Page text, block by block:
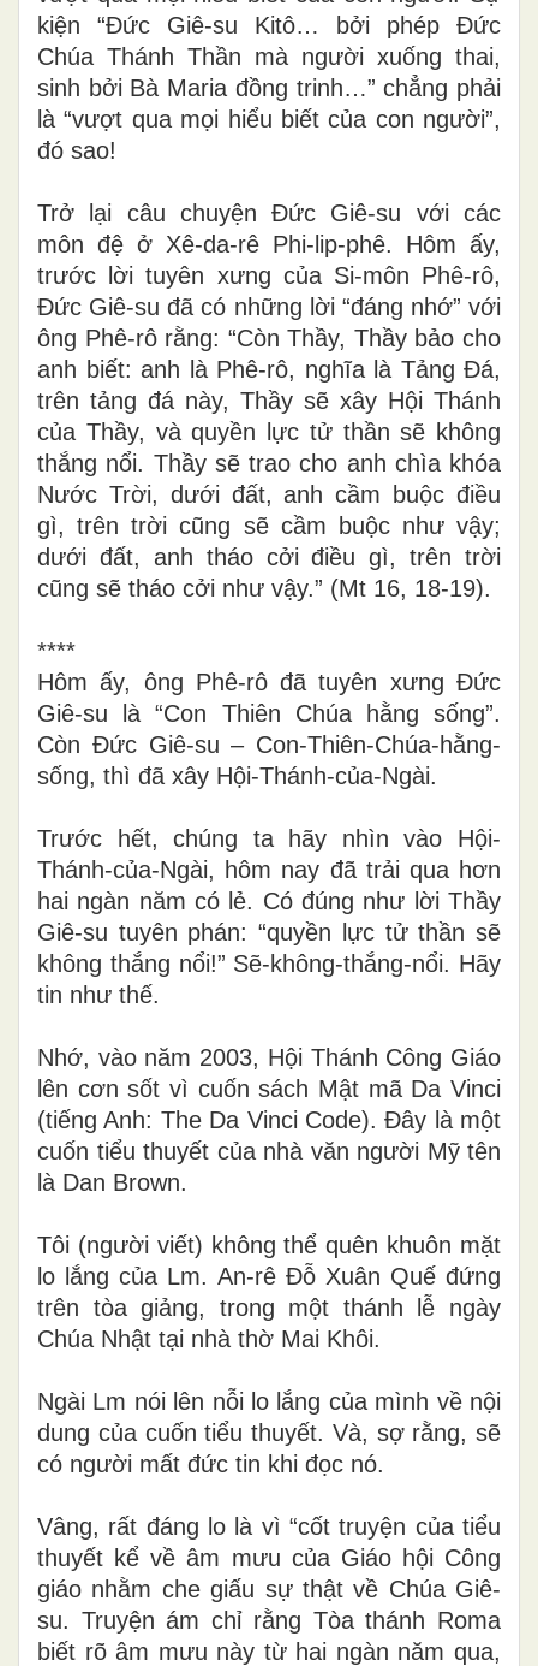
kiện “Đức Giê-su Kitô… bởi phép Đức
Chúa Thánh Thần mà người xuống thai,
sinh bởi Bà Maria đồng trinh…” chẳng phải
là “vượt qua mọi hiểu biết của con người”,
đó sao!
Trở lại câu chuyện Đức Giê-su với các
môn đệ ở Xê-da-rê Phi-lip-phê. Hôm ấy,
trước lời tuyên xưng của Si-môn Phê-rô,
Đức Giê-su đã có những lời “đáng nhớ” với
ông Phê-rô rằng: “Còn Thầy, Thầy bảo cho
anh biết: anh là Phê-rô, nghĩa là Tảng Đá,
trên tảng đá này, Thầy sẽ xây Hội Thánh
của Thầy, và quyền lực tử thần sẽ không
thắng nổi. Thầy sẽ trao cho anh chìa khóa
Nước Trời, dưới đất, anh cầm buộc điều
gì, trên trời cũng sẽ cầm buộc như vậy;
dưới đất, anh tháo cởi điều gì, trên trời
cũng sẽ tháo cởi như vậy.” (Mt 16, 18-19).
****
Hôm ấy, ông Phê-rô đã tuyên xưng Đức
Giê-su là “Con Thiên Chúa hằng sống”.
Còn Đức Giê-su – Con-Thiên-Chúa-hằng-
sống, thì đã xây Hội-Thánh-của-Ngài.
Trước hết, chúng ta hãy nhìn vào Hội-
Thánh-của-Ngài, hôm nay đã trải qua hơn
hai ngàn năm có lẻ. Có đúng như lời Thầy
Giê-su tuyên phán: “quyền lực tử thần sẽ
không thắng nổi!” Sẽ-không-thắng-nổi. Hãy
tin như thế.
Nhớ, vào năm 2003, Hội Thánh Công Giáo
lên cơn sốt vì cuốn sách Mật mã Da Vinci
(tiếng Anh: The Da Vinci Code). Đây là một
cuốn tiểu thuyết của nhà văn người Mỹ tên
là Dan Brown.
Tôi (người viết) không thể quên khuôn mặt
lo lắng của Lm. An-rê Đỗ Xuân Quế đứng
trên tòa giảng, trong một thánh lễ ngày
Chúa Nhật tại nhà thờ Mai Khôi.
Ngài Lm nói lên nỗi lo lắng của mình về nội
dung của cuốn tiểu thuyết. Và, sợ rằng, sẽ
có người mất đức tin khi đọc nó.
Vâng, rất đáng lo là vì “cốt truyện của tiểu
thuyết kể về âm mưu của Giáo hội Công
giáo nhằm che giấu sự thật về Chúa Giê-
su. Truyện ám chỉ rằng Tòa thánh Roma
biết rõ âm mưu này từ hai ngàn năm qua,